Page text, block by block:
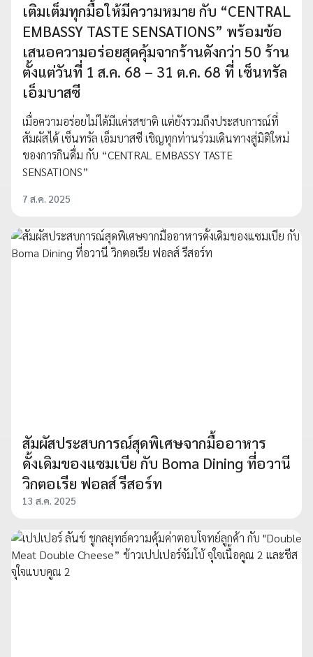
เติมเต็มทุกมื้อให้มีความหมาย กับ “CENTRAL
EMBASSY TASTE SENSATIONS” พร้อมข้อ
เสนอความอร่อยสุดคุ้มจากร้านดังกว่า 50 ร้าน
ตั้งแต่วันที่ 1 ส.ค. 68 – 31 ต.ค. 68 ที่ เซ็นทรัล
เอ็มบาสซี
เมื่อความอร่อยไม่ได้มีแค่รสชาติ แต่ยังรวมถึงประสบการณ์ที่
สัมผัสได้ เซ็นทรัล เอ็มบาสซี เชิญทุกท่านร่วมเดินทางสู่มิติใหม่
ของการกินดื่ม กับ “CENTRAL EMBASSY TASTE
SENSATIONS”
7 ส.ค. 2025
สัมผัสประสบการณ์สุดพิเศษจากมื้ออาหาร
ดั้งเดิมของแซมเบีย กับ Boma Dining ที่อวานี
วิกตอเรีย ฟอลส์ รีสอร์ท
13 ส.ค. 2025